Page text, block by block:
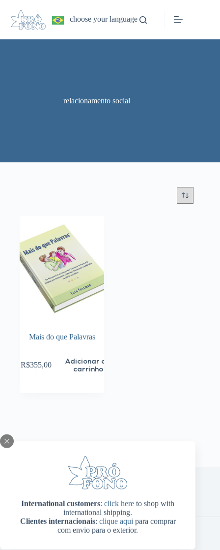
conteúdo
International customers: click here to shop with
international shipping.
Clientes internacionais: clique aqui para comprar
com envio para o exterior.
choose your language
relacionamento social
Mais do que Palavras
R$355,00
Adicionar ao
carrinho
Home Sobre Nós Produtos Blog
Contato
Minha conta